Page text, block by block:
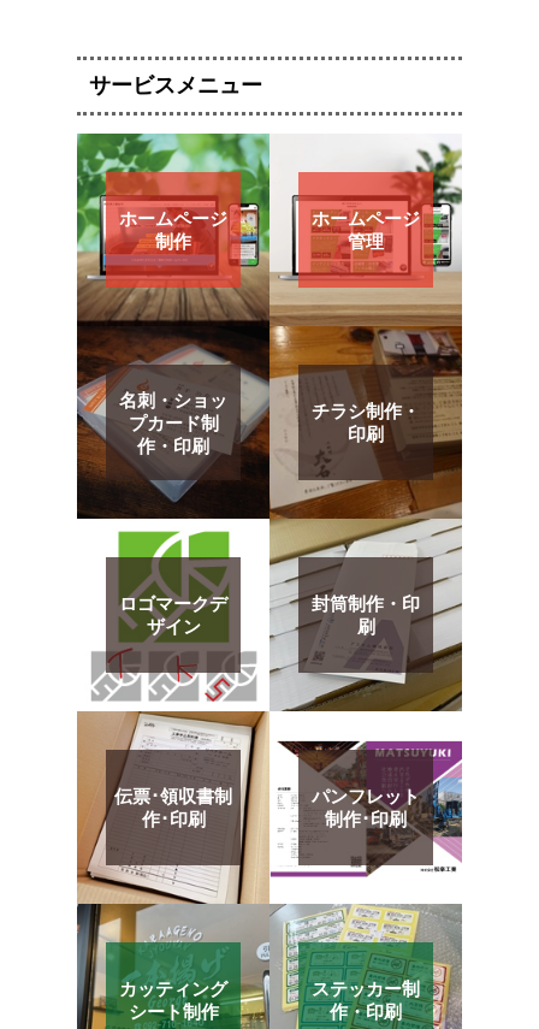
サービスメニュー
ホームページ
制作
ホームページ
管理
名刺・ショッ
プカード制
作・印刷
チラシ制作・
印刷
ロゴマークデ
ザイン
封筒制作・印
刷
伝票･領収書制
作･印刷
パンフレット
制作･印刷
カッティング
シート制作
ステッカー制
作・印刷